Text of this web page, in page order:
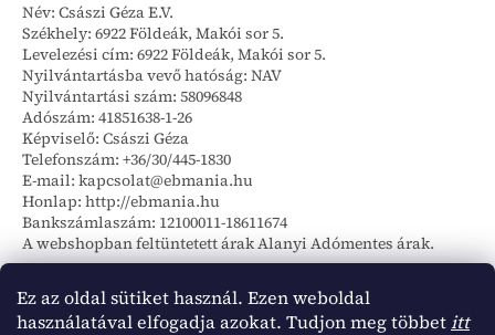
Ez az oldal sütiket használ. Ezen weboldal
használatával elfogadja azokat. Tudjon meg többetitt
Név: Császi Géza E.V.
Székhely: 6922 Földeák, Makói sor 5.
Levelezési cím: 6922 Földeák, Makói sor 5.
Nyilvántartásba vevő hatóság: NAV
Nyilvántartási szám: 58096848
Adószám: 41851638-1-26
Képviselő: Császi Géza
Telefonszám: +36/30/445-1830
E-mail: kapcsolat@ebmania.hu
Honlap: http://ebmania.hu
Bankszámlaszám: 12100011-18611674
A webshopban feltüntetett árak Alanyi Adómentes árak.
Szállítási információk
Foxpost csomagautómata 1142 Ft